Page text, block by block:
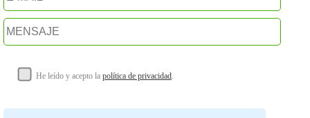
He leído y acepto la política de privacidad.